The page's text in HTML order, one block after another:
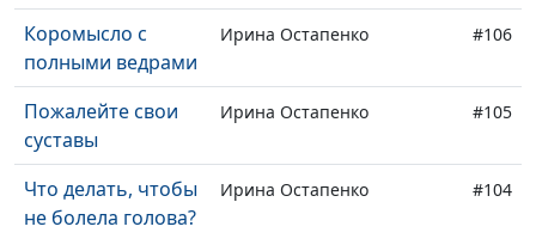
Коромысло с
полными ведрами
Ирина Остапенко #106
Пожалейте свои
суставы
Ирина Остапенко #105
Что делать, чтобы
не болела голова?
Ирина Остапенко #104